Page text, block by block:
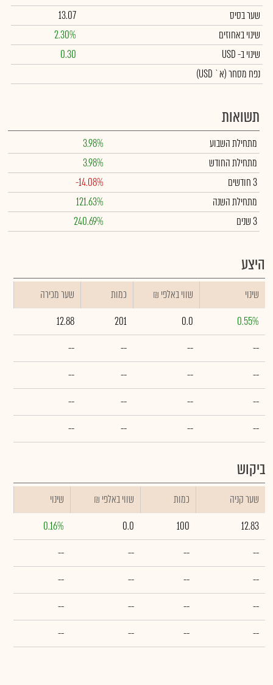
שער בסיס
13.07
שינוי באחוזים
2.30%
שינויב- USD
0.30
נפח מסחר(א` USD)
תשואות
מתחילת השבוע
3.98%
מתחילת החודש
3.98%
3 חודשים
-14.08%
מתחילת השנה
121.63%
3 שנים
240.69%
היצע
שינוי ₪ שווי באלפי כמות
שער מכירה
0.55%
0.0
201
12.88
--
--
--
--
--
--
--
--
--
--
--
--
--
--
--
--
ביקוש
שער קניה כמות ₪ שווי באלפי
שינוי
12.83
100
0.0
0.16%
--
--
--
--
--
--
--
--
--
--
--
--
--
--
--
--